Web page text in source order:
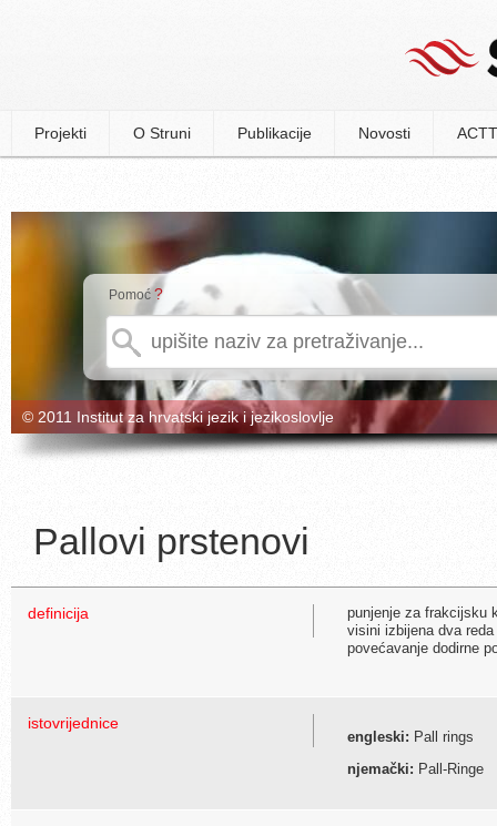
Projekti O Struni Publikacije Novosti
Pomoć ?
© 2011 Institut za hrvatski jezik i jezikoslovlje
Pallovi prstenovi
definicija
punjenje za frakcijsku
visini izbijena dva
povećavanje dodirne
istovrijednice
engleski: Pall rings
njemački: Pall-Ringe